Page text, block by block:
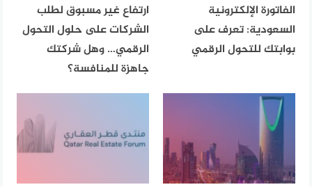
الفاتورة الإلكترونية
السعودية: تعرف على
بوابتك للتحول الرقمي
ارتفاع غير مسبوق لطلب
الشركات على حلول التحول
الرقمي… وهل شركتك
جاهزة للمنافسة؟